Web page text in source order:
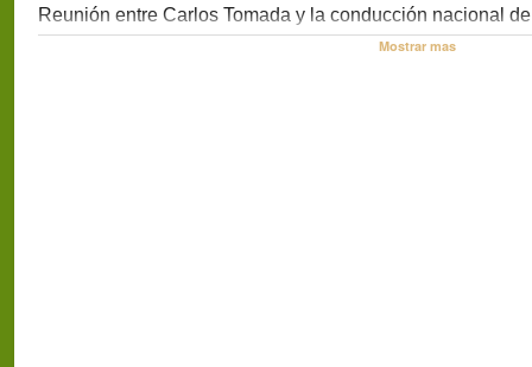
Reunión entre Carlos Tomada y la conducción nacional
en el Ministerio de Trabajo de la Nación, 9 de abril de
Mostrar mas